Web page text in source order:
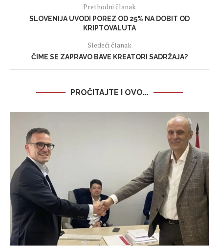
Prethodni članak
SLOVENIJA UVODI POREZ OD 25% NA DOBIT OD
KRIPTOVALUTA
Sledeći članak
ČIME SE ZAPRAVO BAVE KREATORI SADRŽAJA?
PROČITAJTE I OVO...